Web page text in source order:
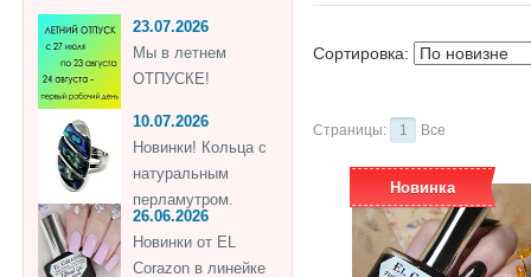
Сортировка:
Страницы: 1 Все
Новинка
23.07.2026
Мы в летнем
ОТПУСКЕ!
10.07.2026
Новинки! Кольца с
натуральным
перламутром.
26.06.2026
Новинки от EL
Corazon в линейке